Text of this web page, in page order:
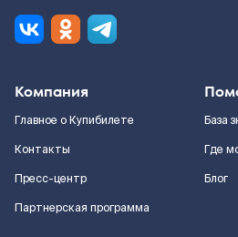
Компания
Главное о Купибилете
Контакты
Пресс-центр
Партнерская программа
База
Где
Блог